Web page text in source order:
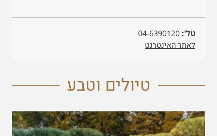
טל':
לאתר האינטרנט
טיולים וטבע